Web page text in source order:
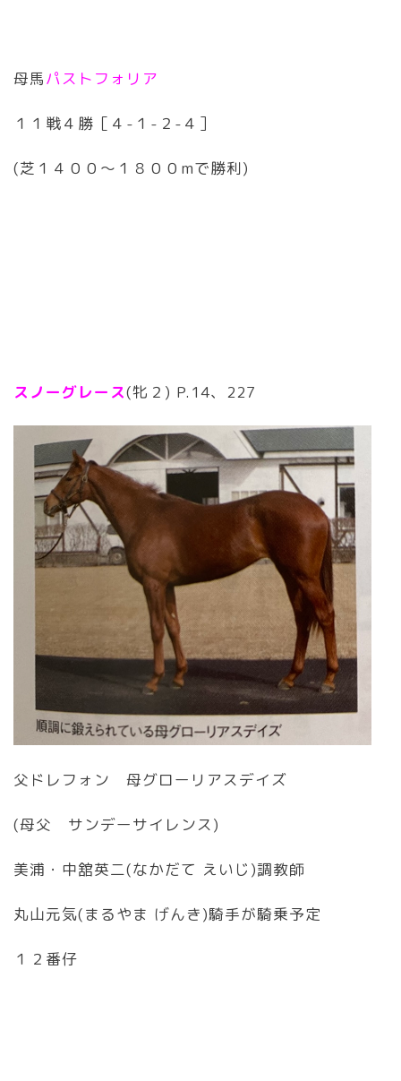
母馬パストフォリア
１１戦４勝［４-１-２-４］
(芝１４００〜１８００mで勝利)
スノーグレース(牝２) P.14、227
父ドレフォン 母グローリアスデイズ
(母父 サンデーサイレンス)
美浦・中舘英二(なかだて えいじ)調教師
丸山元気(まるやま げんき)騎手が騎乗予定
１２番仔